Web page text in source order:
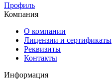
Профиль
Компания
О компании
Лицензии и сертификаты
Реквизиты
Контакты
Информация